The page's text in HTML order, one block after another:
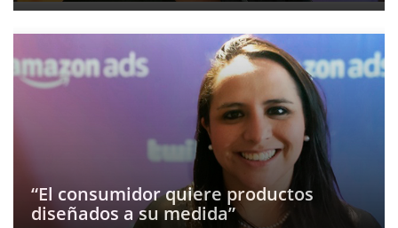
“El consumidor quiere productos
diseñados a su medida”